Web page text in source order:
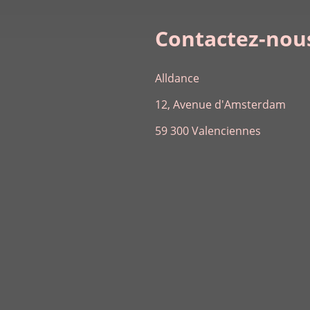
Contactez-
Alldance
12, Avenue d'Amsterdam
59 300 Valenciennes